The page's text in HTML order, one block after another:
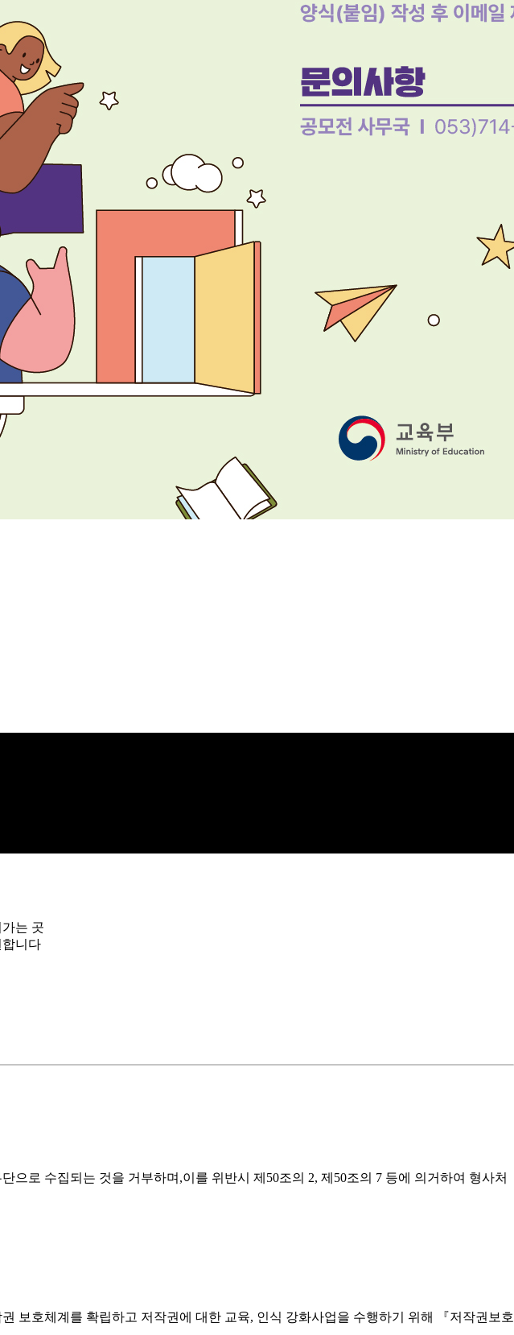
는 곳
니다
로 수집되는 것을 거부하며,이를 위반시 제50조의 2, 제50조의 7 등에 의거하여 형사처
보호체계를 확립하고 저작권에 대한 교육, 인식 강화사업을 수행하기 위해 『저작권보호